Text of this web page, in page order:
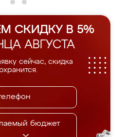
СКИДКУ В 5%
АВГУСТА
сейчас, скидка
бюджет